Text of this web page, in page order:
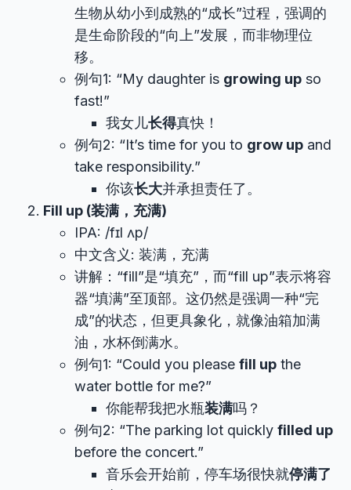
生物从幼小到成熟的“成长”过程，强调的
是生命阶段的“向上”发展，而非物理位
移。
例句1: “My daughter is growing up so
fast!”
我女儿长得真快！
例句2: “It’s time for you to grow up and
take responsibility.”
你该长大并承担责任了。
Fill up (装满，充满)
IPA: /fɪl ʌp/
中文含义: 装满，充满
讲解：“fill”是“填充”，而“fill up”表示将容
器“填满”至顶部。这仍然是强调一种“完
成”的状态，但更具象化，就像油箱加满
油，水杯倒满水。
例句1: “Could you please fill up the
water bottle for me?”
你能帮我把水瓶装满吗？
例句2: “The parking lot quickly filled up
before the concert.”
音乐会开始前，停车场很快就停满了